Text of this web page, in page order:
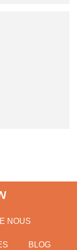
NOUS
BLOG